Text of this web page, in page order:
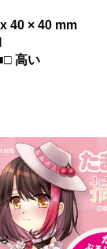
40 × 40 mm
高い